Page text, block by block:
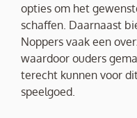
opties om het
schaffen. Daarnaast
Noppers vaak een
waardoor ouders
terecht kunnen voor
speelgoed.